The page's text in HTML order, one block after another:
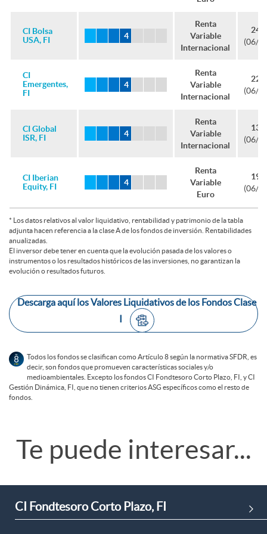
d
o
s
d
o
s
CI Bolsa
USA, FI
Renta
Variable
Internacional
(06/
CI
Emergentes,
FI
Renta
Variable
Internacional
(06/
CI Global
ISR, FI
Renta
Variable
Internacional
(06/
CI Iberian
Equity, FI
Renta
Variable
Euro
(06/
D
i
s
c
l
a
m
* Los datos relativos al valor liquidativo, rentabilidad y patrimonio de la tabla
adjunta hacen referencia a la clase A de los fondos de inversión. Rentabilidades
anualizadas.
El inversor debe tener en cuenta que la evolución pasada de los valores o
instrumentos o los resultados históricos de las inversiones, no garantizan la
evolución o resultados futuros.
Descarga aquí los Valores Liquidativos de los Fondos Clase
I
P
e
A
Todos los fondos se clasifican como Artículo 8 según la normativa SFDR, es
decir, son fondos que promueven características sociales y/o
medioambientales. Excepto los fondos CI Fondtesoro Corto Plazo, FI, y CI
Gestión Dinámica, FI, que no tienen criterios ASG específicos como el resto de
fondos.
T
e
p
T
í
t
Te puede interesar...
CI Fondtesoro Corto Plazo, FI